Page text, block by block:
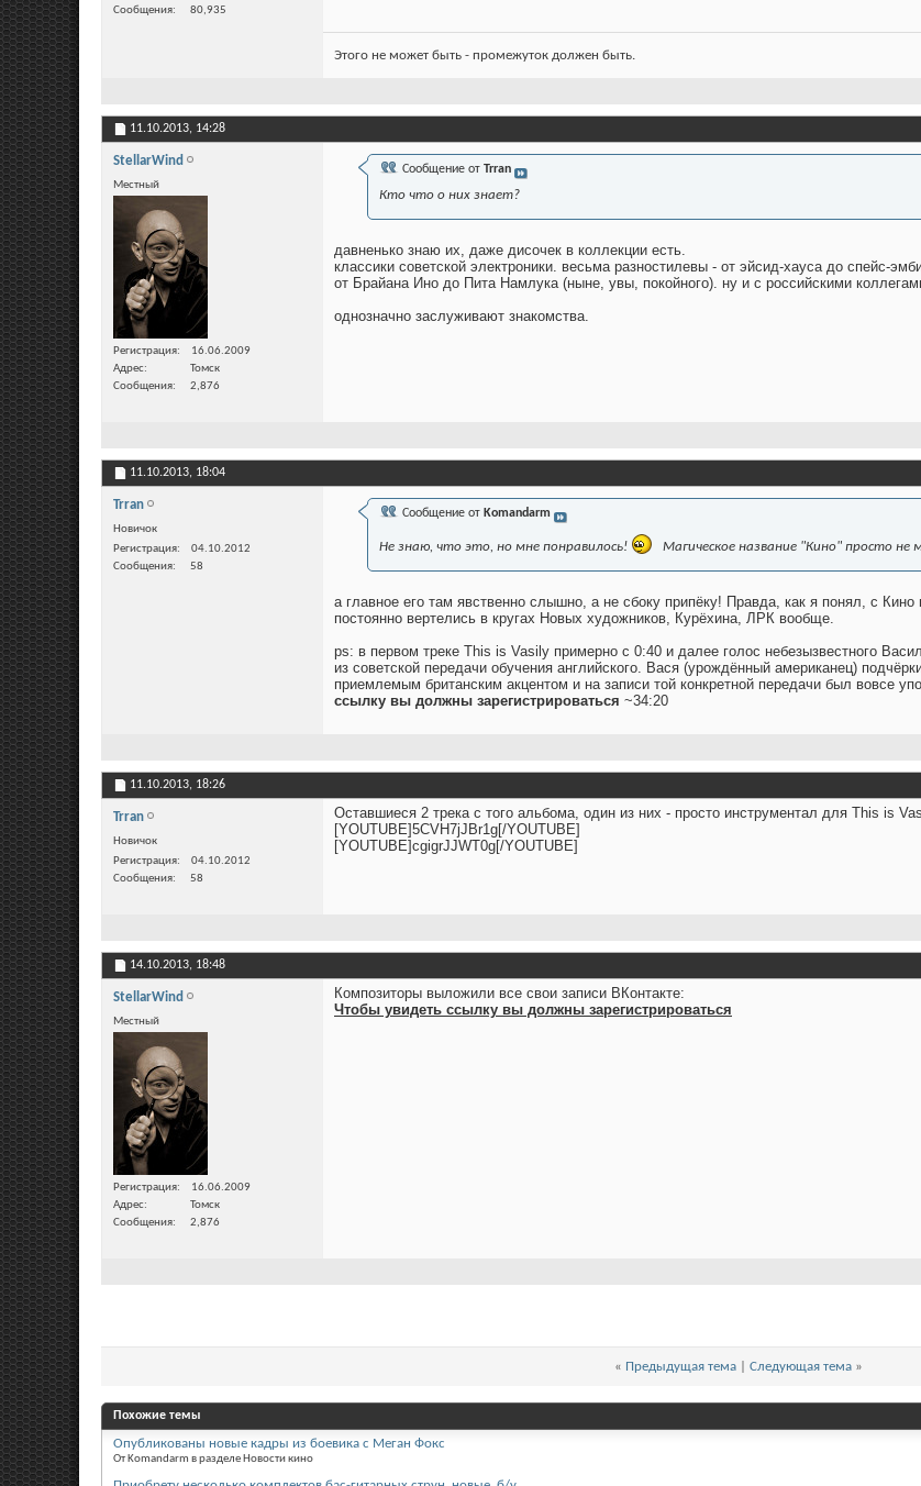
Сообщения
80,935
Этого не может быть - промежуток должен быть.
11.10.2013, 14:28
StellarWind
Местный
Регистрация
16.06.2009
Адрес
Томск
Сообщения
2,876
Сообщение от Trran
Кто что о них знает?
давненько знаю их, даже дисочек в коллекции есть.
классики советской электроники. весьма разностилевы - от эйсид-хауса до спейс-
от Брайана Ино до Пита Намлука (ныне, увы, покойного). ну и с российскими
однозначно заслуживают знакомства.
11.10.2013, 18:04
Trran
Новичок
Регистрация
04.10.2012
Сообщения
58
Сообщение от Komandarm
Не знаю, что это, но мне понравилось! Магическое название "Кино" просто не
а главное его там явственно слышно, а не сбоку припёку! Правда, как я понял, с
постоянно вертелись в кругах Новых художников, Курёхина, ЛРК вообще.
ps: в первом треке This is Vasily примерно с 0:40 и далее голос небезызвестного
из советской передачи обучения английского. Вася (урождённый американец)
приемлемым британским акцентом и на записи той конкретной передачи был вовсе
ссылку вы должны зарегистрироваться ~34:20
11.10.2013, 18:26
Trran
Новичок
Регистрация
04.10.2012
Сообщения
58
Оставшиеся 2 трека с того альбома, один из них - просто инструментал для This is
[YOUTUBE]5CVH7jJBr1g[/YOUTUBE]
[YOUTUBE]cgigrJJWT0g[/YOUTUBE]
14.10.2013, 18:48
StellarWind
Местный
Регистрация
16.06.2009
Адрес
Томск
Сообщения
2,876
Композиторы выложили все свои записи ВКонтакте:
Чтобы увидеть ссылку вы должны зарегистрироваться
« Предыдущая тема Следующая тема »
Похожие темы
Опубликованы новые кадры из боевика с Меган Фокс
От Komandarm в разделе Новости кино